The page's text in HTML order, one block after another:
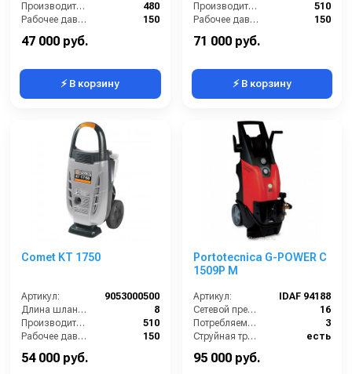
Производительность (л/ч):
480
Рабочее давление (бар):
150
Мощность (кВт):
47 000 руб.
⚡ В корзину
Производительность (л/ч):
510
Рабочее давление (бар):
150
Мощность (кВт):
71 000 руб.
⚡ В корзину
Comet KT 1750
Артикул:
9053000500
Длина шланга ВД (м):
8
Производительность (л/ч):
510
Рабочее давление (бар):
150
Мощность (кВт):
54 000 руб.
Portotecnica G-POWER C
1509P M
Артикул:
IDAF 94188
Сетевой предохранитель (А):
16
Потребляемая мощность (Вт):
3
Струйная трубка (копьё):
есть
Производительность (л/ч):
95 000 руб.